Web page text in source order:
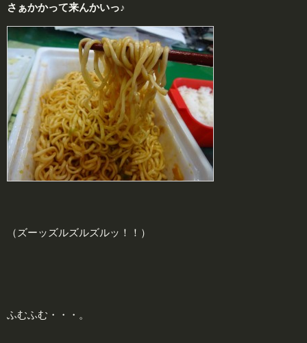
さぁかかって来んかいっ♪
（ズーッズルズルズルッ！！）
ふむふむ・・・。